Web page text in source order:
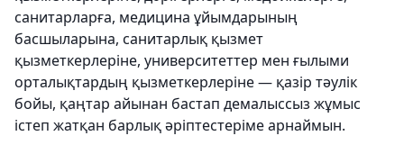
санитарларға, медицина ұйымдарының
басшыларына, санитарлық қызмет
қызметкерлеріне, университеттер мен ғылыми
орталықтардың қызметкерлеріне — қазір тәулік
бойы, қаңтар айынан бастап демалыссыз жұмыс
істеп жатқан барлық әріптестеріме арнаймын.